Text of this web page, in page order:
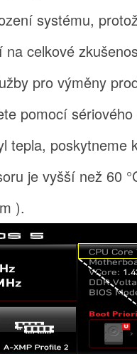
systému,
celkové
pro výměny
pomocí
tepla, poskytneme
je vyšší než 60
).